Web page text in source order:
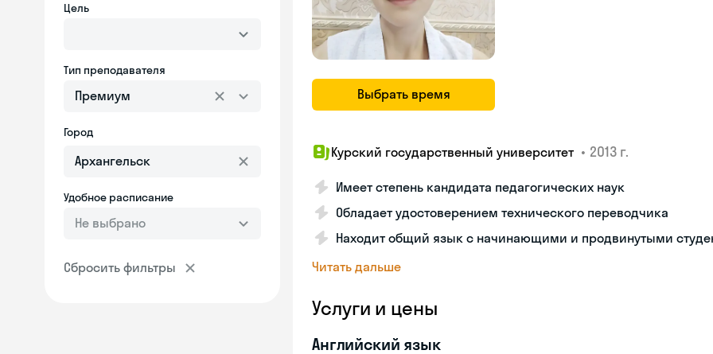
Цель
Тип преподавателя
Премиум
Город
Удобное расписание
Не выбрано
Сбросить фильтры
Выбрать время
Курский государственный университет • 2013 г.
Имеет степень кандидата педагогических наук
Обладает удостоверением технического переводчика
Находит общий язык с начинающими и продвинутыми
Читать дальше
Услуги и цены
Английский язык